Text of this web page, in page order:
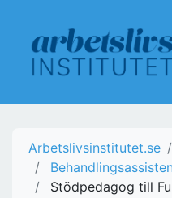
Arbetslivsinstitutet.se
Stödpedagog till